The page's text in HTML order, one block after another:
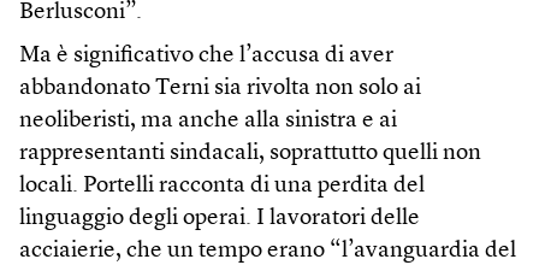
Berlusconi”.
Ma è significativo che l’accusa di aver
abbandonato Terni sia rivolta non solo ai
neoliberisti, ma anche alla sinistra e ai
rappresentanti sindacali, soprattutto quelli non
locali. Portelli racconta di una perdita del
linguaggio degli operai. I lavoratori delle
acciaierie, che un tempo erano “l’avanguardia del